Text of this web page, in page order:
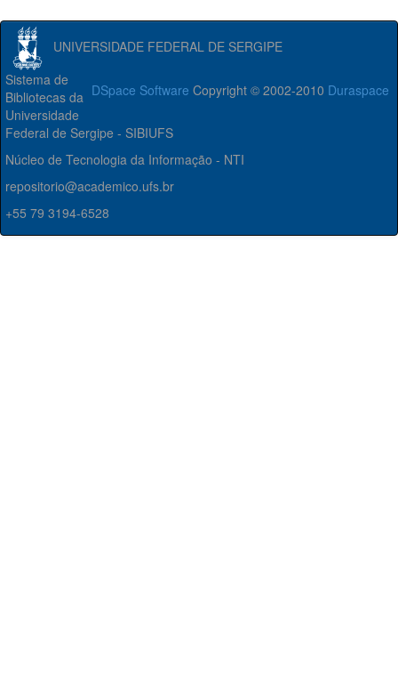
UNIVERSIDADE FEDERAL DE SERGIPE
DSpace Software Copyright © 2002-2010 Duraspace
Sistema de
Bibliotecas da
Universidade
Federal de Sergipe - SIBIUFS
Núcleo de Tecnologia da Informação - NTI
repositorio@academico.ufs.br
+55 79 3194-6528